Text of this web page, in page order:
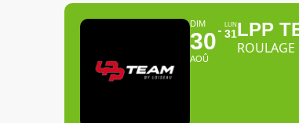
DIM
30
AOÛ
LUN
31LPP